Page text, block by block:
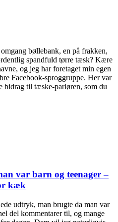
bøllebank, en på frakken,
spandfuld tørre tæsk? Kære
og jeg har foretaget min egen
Facebook-sproggruppe. Her var
bidrag til tæske-parløren, som du
var barn og teenager –
kæk
udtryk, man brugte da man var
del kommentarer til, og mange